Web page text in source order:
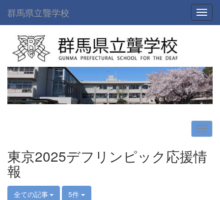
群馬県立聾学校
東京2025デフリンピック応援情
報
全ての記事 5件